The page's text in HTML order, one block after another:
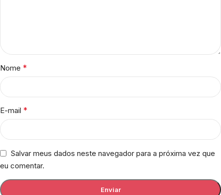
Nome *
E-mail *
Salvar meus dados neste navegador para a próxima vez que
eu comentar.